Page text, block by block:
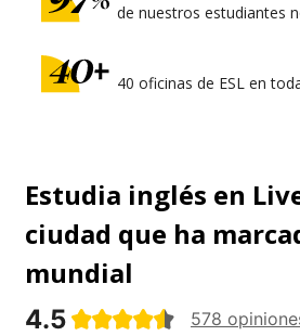
de nuestros estudiantes
40 oficinas de ESL en
Estudia inglés en
ciudad que ha
mundial
4.5 578